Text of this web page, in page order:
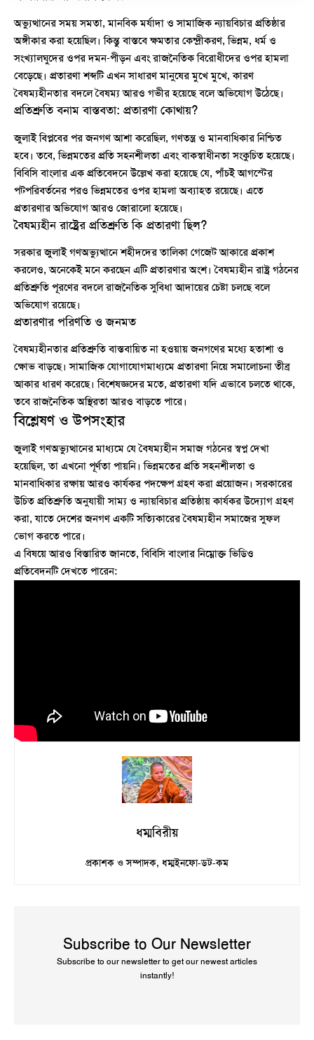
অভ্যুত্থানের সময় সমতা, মানবিক মর্যাদা ও সামাজিক ন্যায়বিচার প্রতিষ্ঠার
অঙ্গীকার করা হয়েছিল। কিন্তু বাস্তবে ক্ষমতার কেন্দ্রীকরণ, ভিন্নম, ধর্ম ও
সংখ্যালঘুদের ওপর দমন-পীড়ন এবং রাজনৈতিক বিরোধীদের ওপর হামলা
বেড়েছে। প্রতারণাশব্দটি এখন সাধারণ মানুষের মুখে মুখে, কারণ
বৈষম্যহীনতার বদলে বৈষম্য আরও গভীর হয়েছে বলে অভিযোগ উঠেছে।
প্রতিশ্রুতি বনাম বাস্তবতা: প্রতারণা কোথায়?
জুলাই বিপ্লবের পর জনগণ আশা করেছিল, গণতন্ত্র ও মানবাধিকার নিশ্চিত
হবে। তবে, ভিন্নমতের প্রতি সহনশীলতা এবং বাকস্বাধীনতা সংকুচিত হয়েছে।
বিবিসি বাংলার এক প্রতিবেদনে উল্লেখ করা হয়েছে যে, পাঁচই আগস্টের
পটপরিবর্তনের পরও ভিন্নমতের ওপর হামলা অব্যাহত রয়েছে। এতে
প্রতারণার অভিযোগ আরও জোরালো হয়েছে।
বৈষম্যহীন রাষ্ট্রের প্রতিশ্রুতি কি প্রতারণা ছিল?
সরকার জুলাই গণঅভ্যুত্থানে শহীদদের তালিকা গেজেট আকারে প্রকাশ
করলেও, অনেকেই মনে করছেন এটি প্রতারণার অংশ। বৈষম্যহীন রাষ্ট্র গঠনের
প্রতিশ্রুতি পূরণের বদলে রাজনৈতিক সুবিধা আদায়ের চেষ্টা চলছে বলে
অভিযোগ রয়েছে।
প্রতারণার পরিণতি ও জনমত
বৈষম্যহীনতার প্রতিশ্রুতি বাস্তবায়িত না হওয়ায় জনগণের মধ্যে হতাশা ও
ক্ষোভ বাড়ছে। সামাজিক যোগাযোগমাধ্যমে প্রতারণা নিয়ে সমালোচনা তীব্র
আকার ধারণ করেছে। বিশেষজ্ঞদের মতে, প্রতারণা যদি এভাবে চলতে থাকে,
তবে রাজনৈতিক অস্থিরতা আরও বাড়তে পারে।
বিশ্লেষণ ও উপসংহার
জুলাই গণঅভ্যুত্থানের মাধ্যমে যে বৈষম্যহীন সমাজ গঠনের স্বপ্ন দেখা
হয়েছিল, তা এখনো পূর্ণতা পায়নি। ভিন্নমতের প্রতি সহনশীলতা ও
মানবাধিকার রক্ষায় আরও কার্যকর পদক্ষেপ গ্রহণ করা প্রয়োজন। সরকারের
উচিত প্রতিশ্রুতি অনুযায়ী সাম্য ও ন্যায়বিচার প্রতিষ্ঠায় কার্যকর উদ্যোগ গ্রহণ
করা, যাতে দেশের জনগণ একটি সত্যিকারের বৈষম্যহীন সমাজের সুফল
ভোগ করতে পারে।
এ বিষয়ে আরও বিস্তারিত জানতে, বিবিসি বাংলার নিম্নোক্ত ভিডিও
প্রতিবেদনটি দেখতে পারেন:
ধম্মবিরীয়
প্রকাশক ও সম্পাদক, ধম্মইনফো-ডট-কম
Subscribe to Our Newsletter
Subscribe to our newsletter to get our newest articles
instantly!